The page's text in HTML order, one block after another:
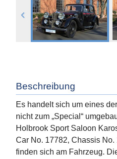
Beschreibung
Es handelt sich um eines
nicht zum „Special“
Holbrook Sport Saloon
Car No. 17782, Chassis
finden sich am Fahrzeug.